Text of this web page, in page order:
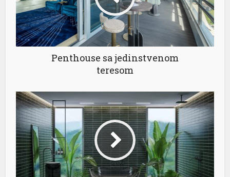
Penthouse sa jedinstvenom
teresom